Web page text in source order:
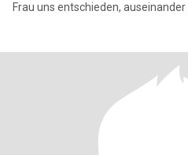
Frau uns entschieden,